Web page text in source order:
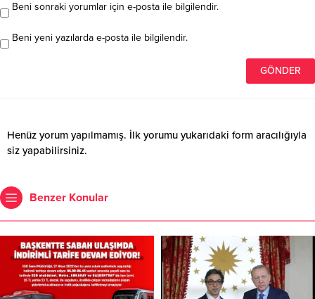
Beni sonraki yorumlar için e-posta ile bilgilendir.
Beni yeni yazılarda e-posta ile bilgilendir.
Henüz yorum yapılmamış. İlk yorumu yukarıdaki form aracılığıyla
siz yapabilirsiniz.
Benzer Konular